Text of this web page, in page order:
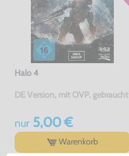
Halo 4
DE Version, mit OVP, gebraucht
nur5,00 €
Warenkorb